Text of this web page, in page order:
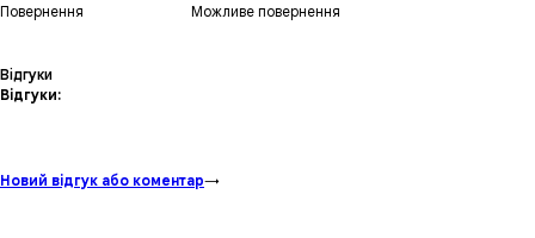
Повернення
Можливе повернення
Відгуки
Відгуки:
Новий відгук або коментар→